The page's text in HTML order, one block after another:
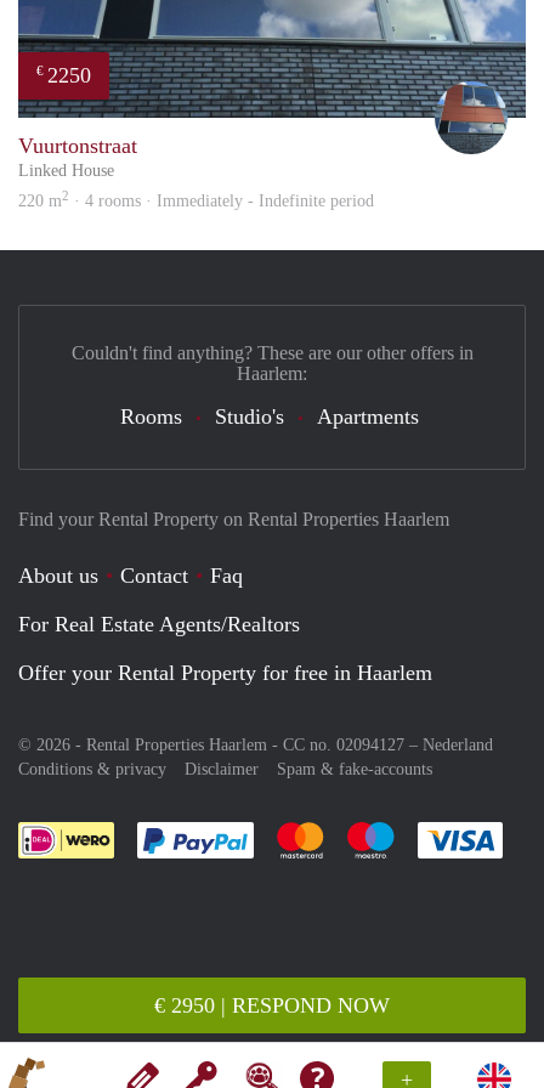
+
€ 2950 | RESPOND NOW
€ 2250
Vuurtonstraat
Linked House
220 m2 · 4 rooms · Immediately - Indefinite period
Find your Rental Property on Rental Properties Haarlem
About us Contact
Faq
For Real Estate Agents/Realtors
Offer your Rental Property for free in Haarlem
© 2026 - Rental Properties Haarlem - CC no. 02094127 – Nederland
Conditions & privacy
Disclaimer Spam & fake-accounts
Pay easily with :payment method
Pay easily with :payment
Pay easily with
Couldn't find anything? These are our other offers in
Haarlem:
Rooms Studio's Apartments